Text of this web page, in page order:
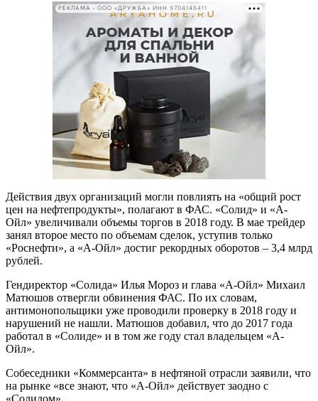
РЕКЛАМА • ООО «ДРУЖБА» ИНН 9704146411
Действия двух организаций могли повлиять на «общий рост
цен на нефтепродукты», полагают в ФАС. «Солид» и «А-
Ойл» увеличивали объемы торгов в 2018 году. В мае трейдер
занял второе место по объемам сделок, уступив только
«Роснефти», а «А-Ойл» достиг рекордных оборотов – 3,4 млрд
рублей.
Гендиректор «Солида» Илья Мороз и глава «А-Ойл» Михаил
Матюшов отвергли обвинения ФАС. По их словам,
антимонопольщики уже проводили проверку в 2018 году и
нарушений не нашли. Матюшов добавил, что до 2017 года
работал в «Солиде» и в том же году стал владельцем «А-
Ойл».
Собеседники «Коммерсанта» в нефтяной отрасли заявили, что
на рынке «все знают, что «А-Ойл» действует заодно с
«Солидом».